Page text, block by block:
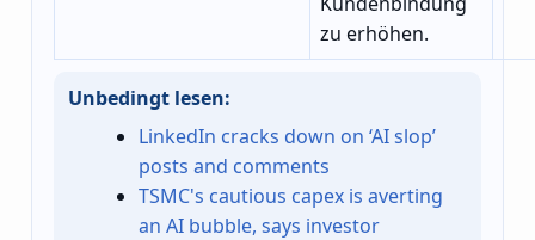
zu erhöhen.
Unbedingt lesen:
LinkedIn cracks down on ‘AI slop’
posts and comments
TSMC's cautious capex is averting
an AI bubble, says investor